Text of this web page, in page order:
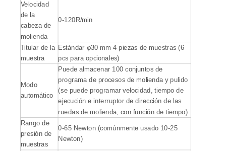
Velocidad
de la
cabeza de
molienda
0-120R/min
Titular de la
muestra
Estándar φ30 mm 4 piezas de muestras (6
pcs para opcionales)
Modo
automático
Puede almacenar 100 conjuntos de
programa de procesos de molienda y pulido
(se puede programar velocidad, tiempo de
ejecución e interruptor de dirección de las
ruedas de molienda, con función de tiempo)
Rango de
presión de
muestras
0-65 Newton (comúnmente usado 10-25
Newton)